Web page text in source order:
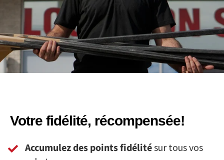
Votre fidélité, récompensée!
Accumulez des points fidélitésur tous vos